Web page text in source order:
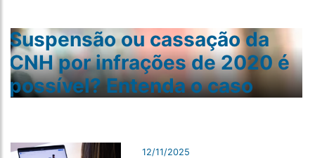
Suspensão ou cassação da
CNH por infrações de 2020 é
possível? Entenda o caso
12/11/2025